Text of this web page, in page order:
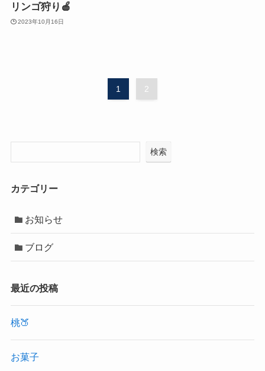
リンゴ狩り🍎
2023年10月16日
1 2
検索
カテゴリー
お知らせ
ブログ
最近の投稿
桃🍑
お菓子